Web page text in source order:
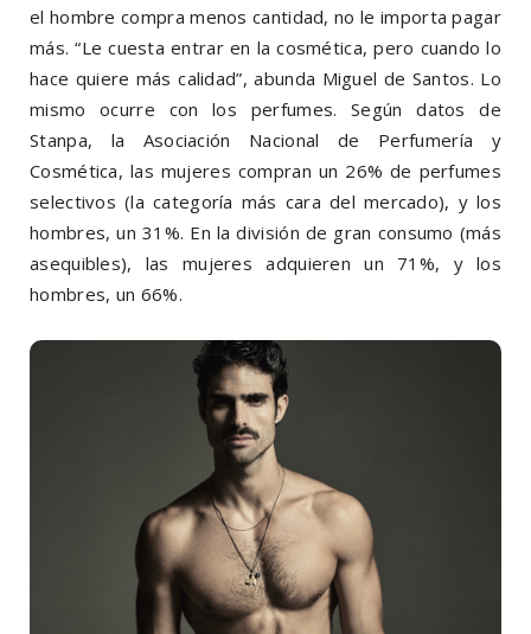
el hombre compra menos cantidad, no le importa pagar
más. “Le cuesta entrar en la cosmética, pero cuando lo
hace quiere más calidad”, abunda Miguel de Santos. Lo
mismo ocurre con los perfumes. Según datos de
Stanpa, la Asociación Nacional de Perfumería y
Cosmética, las mujeres compran un 26% de perfumes
selectivos (la categoría más cara del mercado), y los
hombres, un 31%. En la división de gran consumo (más
asequibles), las mujeres adquieren un 71%, y los
hombres, un 66%.